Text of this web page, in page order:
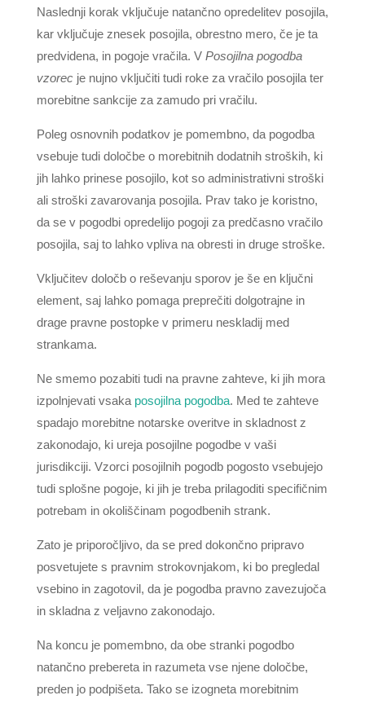
Naslednji korak vključuje natančno opredelitev posojila,
kar vključuje znesek posojila, obrestno mero, če je ta
predvidena, in pogoje vračila. V Posojilna pogodba
vzorecje nujno vključiti tudi roke za vračilo posojila ter
morebitne sankcije za zamudo pri vračilu.
Poleg osnovnih podatkov je pomembno, da pogodba
vsebuje tudi določbe o morebitnih dodatnih stroških, ki
jih lahko prinese posojilo, kot so administrativni stroški
ali stroški zavarovanja posojila. Prav tako je koristno,
da se v pogodbi opredelijo pogoji za predčasno vračilo
posojila, saj to lahko vpliva na obresti in druge stroške.
Vključitev določb o reševanju sporov je še en ključni
element, saj lahko pomaga preprečiti dolgotrajne in
drage pravne postopke v primeru neskladij med
strankama.
Ne smemo pozabiti tudi na pravne zahteve, ki jih mora
izpolnjevati vsaka posojilna pogodba. Med te zahteve
spadajo morebitne notarske overitve in skladnost z
zakonodajo, ki ureja posojilne pogodbe v vaši
jurisdikciji. Vzorci posojilnih pogodb pogosto vsebujejo
tudi splošne pogoje, ki jih je treba prilagoditi specifičnim
potrebam in okoliščinam pogodbenih strank.
Zato je priporočljivo, da se pred dokončno pripravo
posvetujete s pravnim strokovnjakom, ki bo pregledal
vsebino in zagotovil, da je pogodba pravno zavezujoča
in skladna z veljavno zakonodajo.
Na koncu je pomembno, da obe stranki pogodbo
natančno prebereta in razumeta vse njene določbe,
preden jo podpišeta. Tako se izogneta morebitnim